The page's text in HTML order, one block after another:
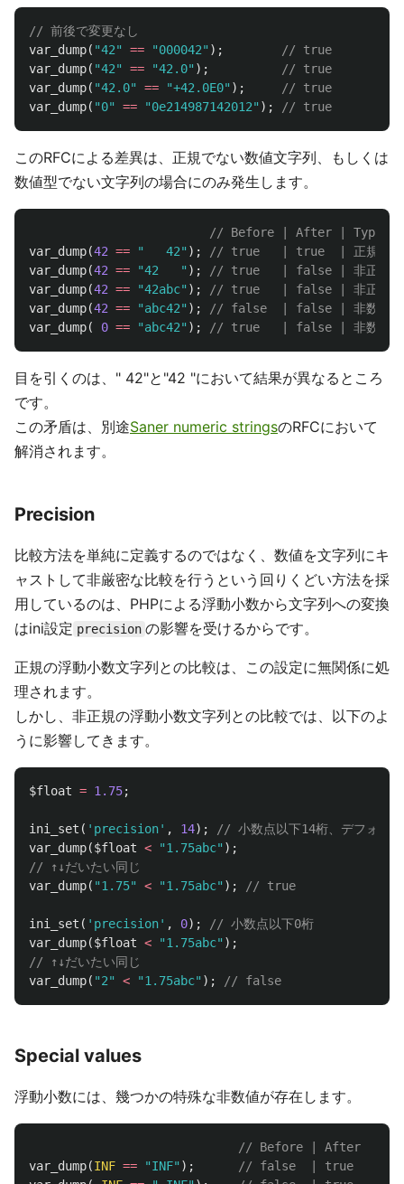
// 前後で変更なし
var_dump( "42" == "000042" );
// true
var_dump( "42" == "42.0" );
// true
var_dump( "42.0" == "+42.0E0" );
// true
var_dump( "0" == "0e214987142012" ); // true
このRFCによる差異は、正規でない数値文字列、もしくは
数値型でない文字列の場合にのみ発生します。
// Before | After | Type
var_dump(42 == "   42" );
// true   | true  | 正規
var_dump(42 == "42   " );
// true   | false | 非正規
var_dump(42 == "42abc" );
// true   | false | 非正規
var_dump(42 == "abc42" );
// false  | false | 非数
var_dump( 0 == "abc42" ); // true   | false | 非数
目を引くのは、" 42"と"42 "において結果が異なるところ
です。
この矛盾は、別途Saner numeric stringsのRFCにおいて
解消されます。
Precision
比較方法を単純に定義するのではなく、数値を文字列にキ
ャストして非厳密な比較を行うという回りくどい方法を採
用しているのは、PHPによる浮動小数から文字列への変換
はini設定 precision の影響を受けるからです。
正規の浮動小数文字列との比較は、この設定に無関係に処
理されます。
しかし、非正規の浮動小数文字列との比較では、以下のよ
うに影響してきます。
$float = 1.75;
ini_set ( 'precision' , 14);
// 小数点以下14桁、デフォルト
var_dump($float < "1.75abc" );
// ↑↓だいたい同じ
var_dump( "1.75" < "1.75abc" ); // true
ini_set ( 'precision' , 0);
// 小数点以下0桁
var_dump($float < "1.75abc" );
// ↑↓だいたい同じ
var_dump( "2" < "1.75abc" ); // false
Special values
浮動小数には、幾つかの特殊な非数値が存在します。
// Before | After
var_dump(INF == "INF" );
// false  | true